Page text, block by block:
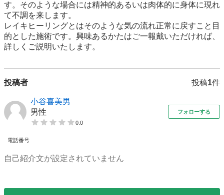
す。そのような場合には精神的あるいは肉体的に身体に現れ
て不調を来します。
レイキヒーリングとはそのような気の流れ正常に戻すこと目
的とした施術です。興味あるかたはご一報戴いただければ、
詳しくご説明いたします。
投稿者 投稿1件
小谷喜美男
男性
0.0
フォローする
電話番号
自己紹介文が設定されていません